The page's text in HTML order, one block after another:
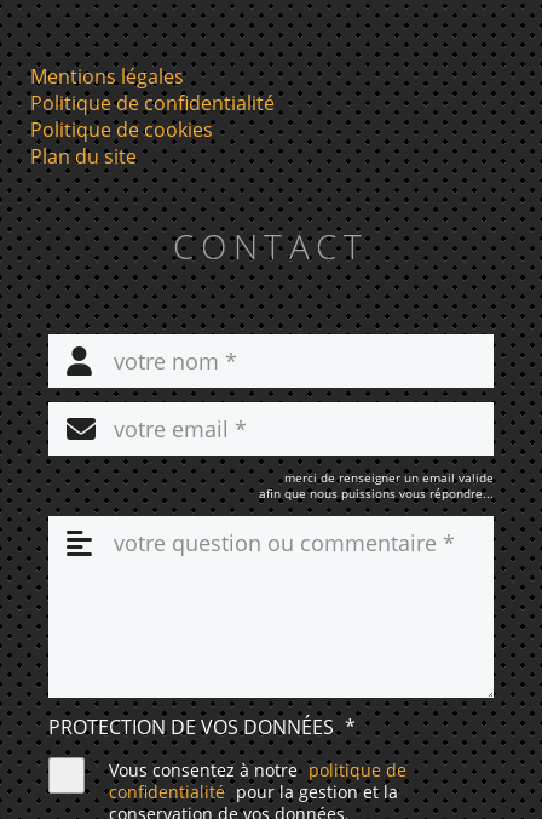
Mentions légales
Politique de confidentialité
Politique de cookies
Plan du site
CONTACT
merci de renseigner un email valide
afin que nous puissions vous répondre...
PROTECTION DE VOS DONNÉES *
Vous consentez à notre politique de
confidentialité pour la gestion et la
conservation de vos données.